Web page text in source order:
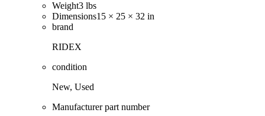
Weight3 lbs
Dimensions15 × 25 × 32 in
brand
RIDEX
condition
New, Used
Manufacturer part number